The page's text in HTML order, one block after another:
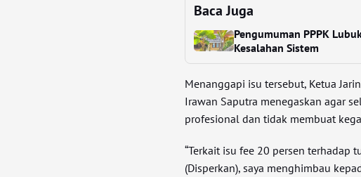
Baca Juga
Pengumuman PPPK
Kesalahan Sistem
Menanggapi isu tersebut, Ketua
Irawan Saputra menegaskan agar
profesional dan tidak membuat
“Terkait isu fee 20 persen terhadap
(Disperkan), saya menghimbau